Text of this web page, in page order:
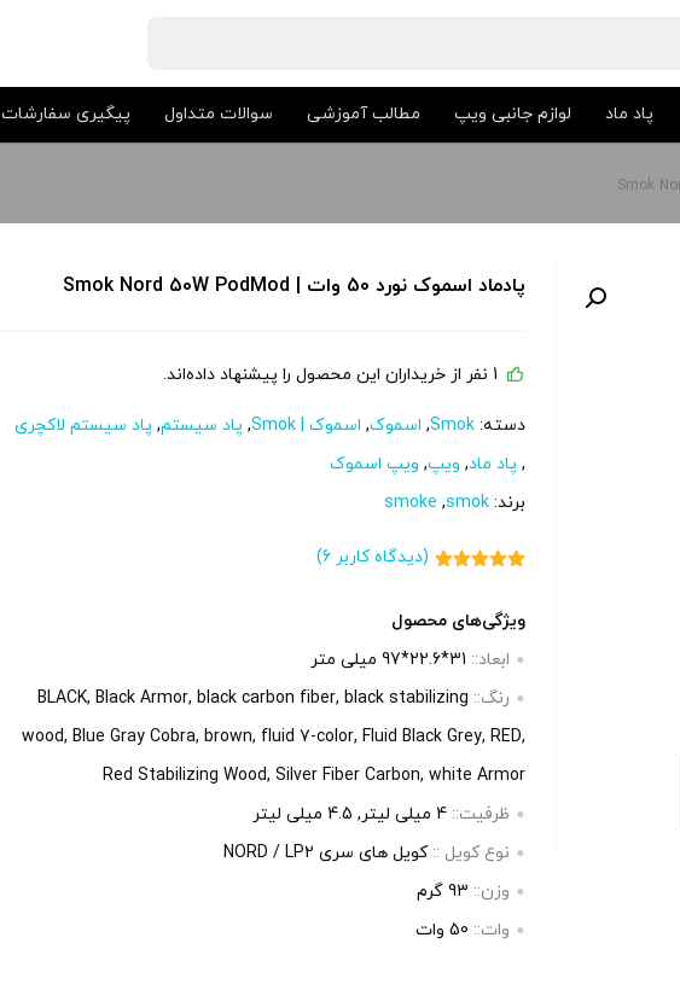
پاد ماد لوازم جانبی ویپ مطالب آموزشی سوالات متداول پیگیری سفارشات
پادماد اسموک نورد 50 وات | Smok Nord 50W PodMod
1 نفر از خریداران این محصول را پیشنهاد داده‌اند.
دسته:Smok
, اسموک, اسموک | Smok , پاد سیستم, پاد سیستم لاکچری
, پاد ماد, ویپ, ویپ اسموک
برند:smok
,
smoke
مشتری
(دیدگاه کاربر 6
)
ویژگی‌های محصول
ابعاد:: 31*22.6*97 میلی متر
رنگ:: BLACK, Black Armor, black carbon fiber, black stabilizing
wood, Blue Gray Cobra, brown, fluid 7-color, Fluid Black Grey, RED,
Red Stabilizing Wood, Silver Fiber Carbon, white Armor
ظرفیت::4 میلی‌ لیتر, 4.5 میلی لیتر
نوع کویل ::کویل های سری NORD / LP2
وزن:: 93 گرم
وات:: 50 وات